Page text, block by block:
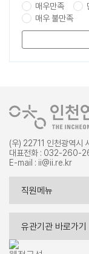
매우만족
매우 불만족
(우) 22711 인천광역시
대표전화 : 032-260-
E-mail : ii@ii.re.kr
직원메뉴
유관기관 바로가기